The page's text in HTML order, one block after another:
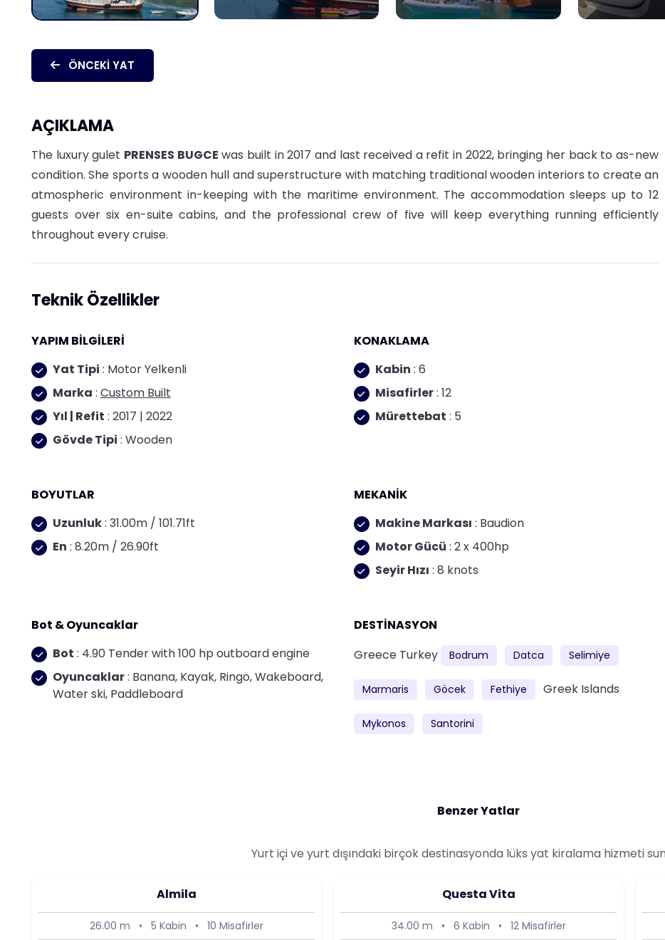
ÖNCEKI YAT
AÇIKLAMA
The luxury gulet PRENSES BUGCE was built in 2017 and last received a refit in 2022, bringing her back to as-new
condition. She sports a wooden hull and superstructure with matching traditional wooden interiors to create an
atmospheric environment in-keeping with the maritime environment. The accommodation sleeps up to 12
guests over six en-suite cabins, and the professional crew of five will keep everything running efficiently
throughout every cruise.
Teknik Özellikler
YAPIM BİLGİLERİ
Yat Tipi : Motor Yelkenli
Marka : Custom Built
Yıl | Refit : 2017 | 2022
Gövde Tipi : Wooden
KONAKLAMA
Kabin : 6
Misafirler: 12
Mürettebat : 5
BOYUTLAR
Uzunluk: 31.00m / 101.71ft
En : 8.20m / 26.90ft
MEKANİK
Makine Markası : Baudion
Motor Gücü : 2 x 400hp
Seyir Hızı : 8 knots
Bot & Oyuncaklar
Bot : 4.90 Tender with 100 hp outboard engine
Oyuncaklar: Banana, Kayak, Ringo, Wakeboard,
Water ski, Paddleboard
DESTİNASYON
Greece Turkey Bodrum Datca Selimiye
Marmaris Göcek Fethiye Greek Islands
Mykonos Santorini
Benzer Yatlar
Yurt içi ve yurt dışındaki birçok destinasyonda lüks yat kiralama hizmeti
Almila
26.00 m • 5 Kabin • 10 Misafirler
Questa Vita
34.00 m • 6 Kabin • 12 Misafirler